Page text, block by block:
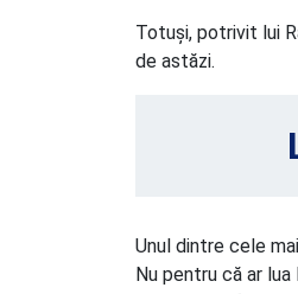
Totuși, potrivit lui
de astăzi.
Unul dintre cele
Nu pentru că ar